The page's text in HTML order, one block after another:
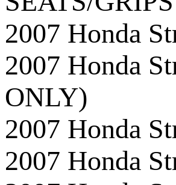
2007 Honda
2007 Honda
ONLY)
2007 Honda
2007 Honda